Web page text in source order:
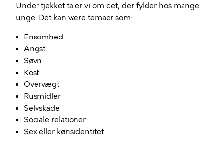
Under tjekket taler vi om det, der fylder hos mange
unge. Det kan være temaer som:
Ensomhed
Angst
Søvn
Kost
Overvægt
Rusmidler
Selvskade
Sociale relationer
Sex eller kønsidentitet.